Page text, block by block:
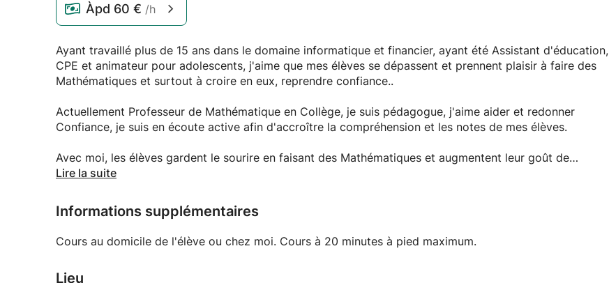
Àpd 60 € /h
Ayant travaillé plus de 15 ans dans le domaine informatique et financier, ayant été Assistant d'éducation,
CPE et animateur pour adolescents, j'aime que mes élèves se dépassent et prennent plaisir à faire des
Mathématiques et surtout à croire en eux, reprendre confiance..
Actuellement Professeur de Mathématique en Collège, je suis pédagogue, j'aime aider et redonner
Confiance, je suis en écoute active afin d'accroître la compréhension et les notes de mes élèves.
Avec moi, les élèves gardent le sourire en faisant des Mathématiques et augmentent leur goût de
l'effort !
"Se faire confiance et croire en ses capacités".
Telle est ma devise
Lire la suite
Informations supplémentaires
Cours au domicile de l'élève ou chez moi. Cours à 20 minutes à pied maximum.
Lieu